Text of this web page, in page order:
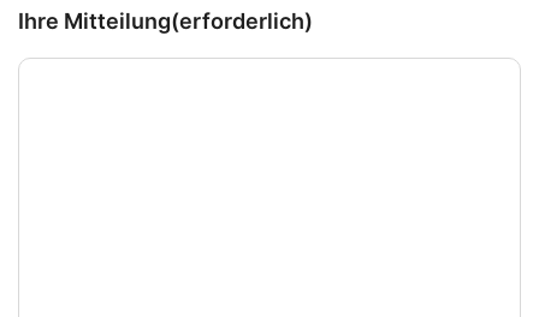
Ihre Mitteilung(erforderlich)